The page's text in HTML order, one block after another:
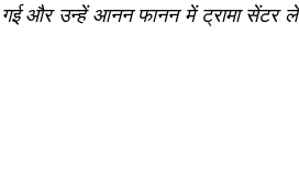
गई और उन्हें आनन फानन में ट्रामा सेंटर ले